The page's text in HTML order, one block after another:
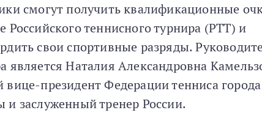
смогут получить квалификационные
Российского теннисного турнира (РТТ) и
свои спортивные разряды.
является Наталия Александровна
вице-президент Федерации тенниса города
и заслуженный тренер России.